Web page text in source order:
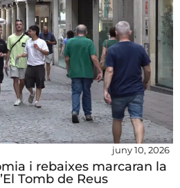
juny 10, 2026
i rebaixes marcaran la
Tomb de Reus